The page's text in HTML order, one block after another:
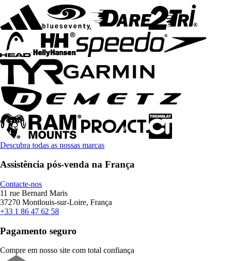
Descubra todas as nossas marcas
Assistência pós-venda na França
Contacte-nos
11 rue Bernard Maris
37270 Montlouis-sur-Loire, França
+33 1 86 47 62 58
Pagamento seguro
Compre em nosso site com total confiança